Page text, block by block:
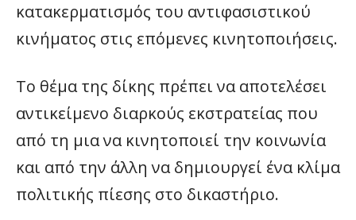
κατακερματισμός του αντιφασιστικού
κινήματος στις επόμενες κινητοποιήσεις.
Το θέμα της δίκης πρέπει να αποτελέσει
αντικείμενο διαρκούς εκστρατείας που
από τη μια να κινητοποιεί την κοινωνία
και από την άλλη να δημιουργεί ένα κλίμα
πολιτικής πίεσης στο δικαστήριο.